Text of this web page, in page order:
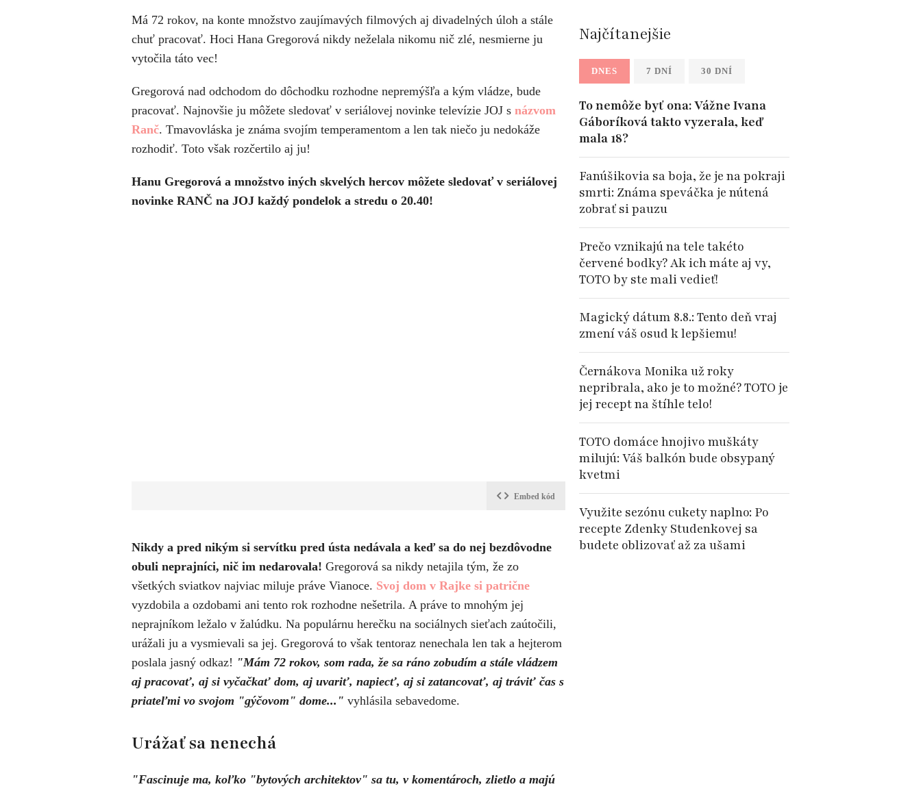
Má 72 rokov, na konte množstvo zaujímavých filmových aj divadelných úloh a stále
chuť pracovať. Hoci Hana Gregorová nikdy neželala nikomu nič zlé, nesmierne ju
vytočila táto vec!
Gregorová nad odchodom do dôchodku rozhodne nepremýšľa a kým vládze, bude
pracovať. Najnovšie ju môžete sledovať v seriálovej novinke televízie JOJ s názvom
Ranč. Tmavovláska je známa svojím temperamentom a len tak niečo ju nedokáže
rozhodiť. Toto však rozčertilo aj ju!
Hanu Gregorová a množstvo iných skvelých hercov môžete sledovať v seriálovej
novinke RANČ na JOJ každý pondelok a stredu o 20.40!
Embed kód
Nikdy a pred nikým si servítku pred ústa nedávala a keď sa do nej bezdôvodne
obuli neprajníci, nič im nedarovala! Gregorová sa nikdy netajila tým, že zo
všetkých sviatkov najviac miluje práve Vianoce. Svoj dom v Rajke si patrične
vyzdobila a ozdobami ani tento rok rozhodne nešetrila. A práve to mnohým jej
neprajníkom ležalo v žalúdku. Na populárnu herečku na sociálnych sieťach zaútočili,
urážali ju a vysmievali sa jej. Gregorová to však tentoraz nenechala len tak a hejterom
poslala jasný odkaz! "Mám 72 rokov, som rada, že sa ráno zobudím a stále vládzem
aj pracovať, aj si vyčačkať dom, aj uvariť, napiecť, aj si zatancovať, aj tráviť čas s
priateľmi vo svojom "gýčovom" dome..." vyhlásila sebavedome.
Urážať sa nenechá
"Fascinuje ma, koľko "bytových architektov" sa tu, v komentároch, zlietlo a majú
Najčítanejšie
DNES 7 DNÍ 30 DNÍ
To nemôže byť ona: Vážne Ivana
Gáboríková takto vyzerala, keď
mala 18?
Fanúšikovia sa boja, že je na pokraji
smrti: Známa speváčka je nútená
zobrať si pauzu
Prečo vznikajú na tele takéto
červené bodky? Ak ich máte aj vy,
TOTO by ste mali vedieť!
Magický dátum 8.8.: Tento deň vraj
zmení váš osud k lepšiemu!
Černákova Monika už roky
nepribrala, ako je to možné? TOTO je
jej recept na štíhle telo!
TOTO domáce hnojivo muškáty
milujú: Váš balkón bude obsypaný
kvetmi
Využite sezónu cukety naplno: Po
recepte Zdenky Studenkovej sa
budete oblizovať až za ušami